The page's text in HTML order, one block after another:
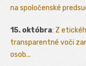
na spoločenské
15. októbra: Z
transparentné voči
osob...